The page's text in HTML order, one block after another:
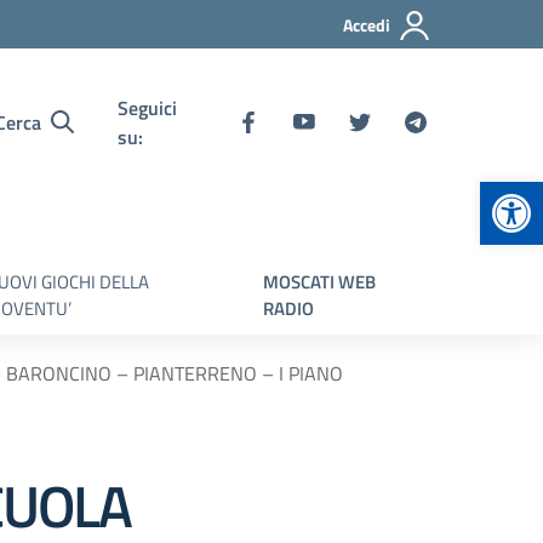
Accedi
Seguici
su:
GIOCHI DELLA
MOSCATI WEB
RADIO
BARONCINO – PIANTERRENO – I PIANO